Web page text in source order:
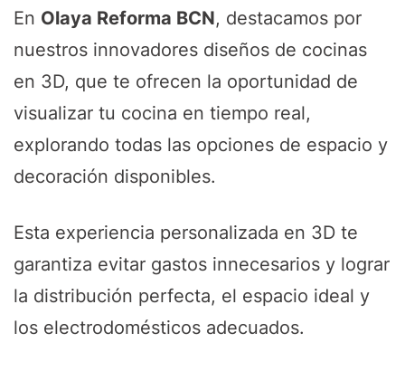
En Olaya Reforma BCN, destacamos por
nuestros innovadores diseños de cocinas
en 3D, que te ofrecen la oportunidad de
visualizar tu cocina en tiempo real,
explorando todas las opciones de espacio y
decoración disponibles.
Esta experiencia personalizada en 3D te
garantiza evitar gastos innecesarios y lograr
la distribución perfecta, el espacio ideal y
los electrodomésticos adecuados.